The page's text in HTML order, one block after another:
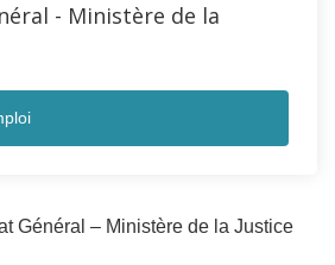
- Ministère de la
Général – Ministère de la Justice